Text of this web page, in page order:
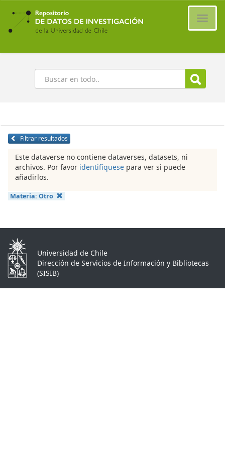
Ir
contenido
principal
Buscar
Filtrar resultados
Este dataverse no contiene dataverses, datasets, ni
archivos. Por favor identifíquese para ver si puede
añadirlos.
Materia: Otro
Universidad de Chile
Dirección de Servicios de Información y Bibliotecas
(SISIB)